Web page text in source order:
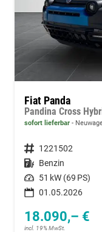
Fiat Panda
Pandina Cross
sofort lieferbar
Fahrzeugnummer 1221502
Kraftstoff Benzin
Leistung 51 kW (69 PS)
01.05.2026
18.090,– €
incl. 19% MwSt.